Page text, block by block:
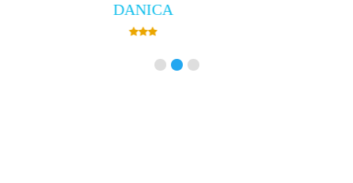
Villa Empress